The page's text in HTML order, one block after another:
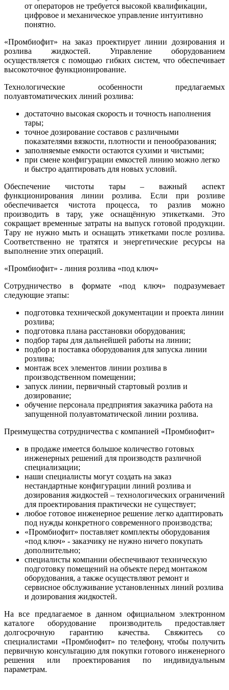
от операторов не требуется высокой квалификации,
цифровое и механическое управление интуитивно
понятно.
«Промбиофит» на заказ проектирует линии дозирования и
розлива жидкостей. Управление оборудованием
осуществляется с помощью гибких систем, что обеспечивает
высокоточное функционирование.
Технологические особенности предлагаемых
полуавтоматических линий розлива:
достаточно высокая скорость и точность наполнения
тары;
точное дозирование составов с различными
показателями вязкости, плотности и пенообразования;
заполняемые емкости остаются сухими и чистыми;
при смене конфигурации емкостей линию можно легко
и быстро адаптировать для новых условий.
Обеспечение чистоты тары – важный аспект
функционирования линии розлива. Если при розливе
обеспечивается чистота процесса, то разлив можно
производить в тару, уже оснащённую этикетками. Это
сокращает временные затраты на выпуск готовой продукции.
Тару не нужно мыть и оснащать этикетками после розлива.
Соответственно не тратятся и энергетические ресурсы на
выполнение этих операций.
«Промбиофит» - линия розлива «под ключ»
Сотрудничество в формате «под ключ» подразумевает
следующие этапы:
подготовка технической документации и проекта линии
розлива;
подготовка плана расстановки оборудования;
подбор тары для дальнейшей работы на линии;
подбор и поставка оборудования для запуска линии
розлива;
монтаж всех элементов линии розлива в
производственном помещении;
запуск линии, первичный стартовый розлив и
дозирование;
обучение персонала предприятия заказчика работа на
запущенной полуавтоматической линии розлива.
Преимущества сотрудничества с компанией «Промбиофит»
в продаже имеется большое количество готовых
инженерных решений для производств различной
специализации;
наши специалисты могут создать на заказ
нестандартные конфигурации линий розлива и
дозирования жидкостей – технологических ограничений
для проектирования практически не существует;
любое готовое инженерное решение легко адаптировать
под нужды конкретного современного производства;
«Промбиофит» поставляет комплекты оборудования
«под ключ» - заказчику не нужно ничего покупать
дополнительно;
специалисты компании обеспечивают техническую
подготовку помещений на объекте перед монтажом
оборудования, а также осуществляют ремонт и
сервисное обслуживание установленных линий розлива
и дозирования жидкостей.
На все предлагаемое в данном официальном электронном
каталоге оборудование производитель предоставляет
долгосрочную гарантию качества. Свяжитесь со
специалистами «Промбиофит» по телефону, чтобы получить
первичную консультацию для покупки готового инженерного
решения или проектирования по индивидуальным
параметрам.